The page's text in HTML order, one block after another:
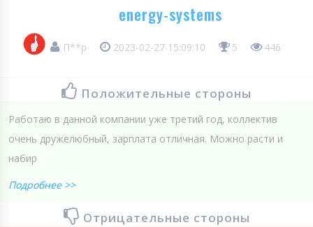
energy-systems
П**р 2023-02-27 15:09:10 5 446
Положительные стороны
Работаю в данной компании уже третий год, коллектив
очень дружелюбный, зарплата отличная. Можно расти и
набир
Подробнее >>
Отрицательные стороны